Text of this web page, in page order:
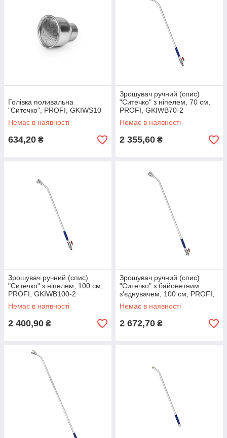
Голівка поливальна
"Ситечко", PROFI, GKIWS10
Немає в наявності
634,20 ₴
Зрошувач ручний (спис)
"Ситечко" з ніпелем, 70 см,
PROFI, GKIWB70-2
Немає в наявності
2 355,60 ₴
Зрошувач ручний (спис)
"Ситечко" з ніпелем, 100 см,
PROFI, GKIWB100-2
Немає в наявності
2 400,90 ₴
Зрошувач ручний (спис)
"Ситечко" з байонетним
з'єднувачем, 100 см, PROFI,
GKIWB100-1
Немає в наявності
2 672,70 ₴